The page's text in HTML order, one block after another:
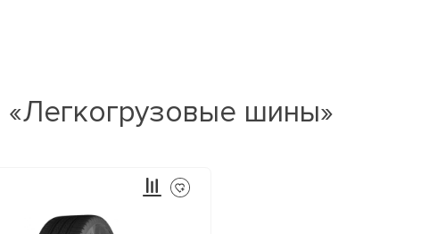
«Легкогрузовые шины»